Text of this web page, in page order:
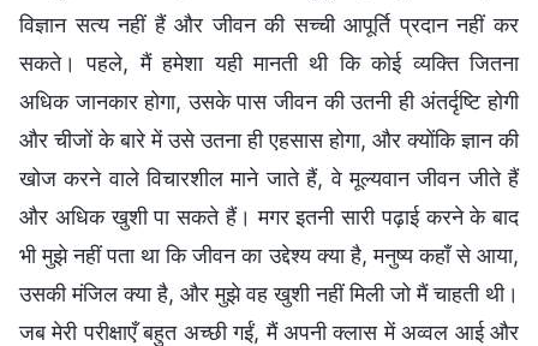
विज्ञान सत्य नहीं हैं और जीवन की सच्ची आपूर्ति प्रदान नहीं कर
सकते। पहले, मैं हमेशा यही मानती थी कि कोई व्यक्ति जितना
अधिक जानकार होगा, उसके पास जीवन की उतनी ही अंतर्दृष्टि होगी
और चीजों के बारे में उसे उतना ही एहसास होगा, और क्योंकि ज्ञान की
खोज करने वाले विचारशील माने जाते हैं, वे मूल्यवान जीवन जीते हैं
और अधिक खुशी पा सकते हैं। मगर इतनी सारी पढ़ाई करने के बाद
भी मुझे नहीं पता था कि जीवन का उद्देश्य क्या है, मनुष्य कहाँ से आया,
उसकी मंजिल क्या है, और मुझे वह खुशी नहीं मिली जो मैं चाहती थी।
जब मेरी परीक्षाएँ बहुत अच्छी गईं, मैं अपनी क्लास में अव्वल आई और